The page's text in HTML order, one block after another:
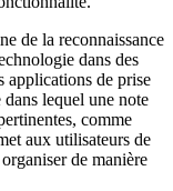
de la reconnaissance
dans des
applications de prise
lequel une note
comme
aux utilisateurs de
de manière